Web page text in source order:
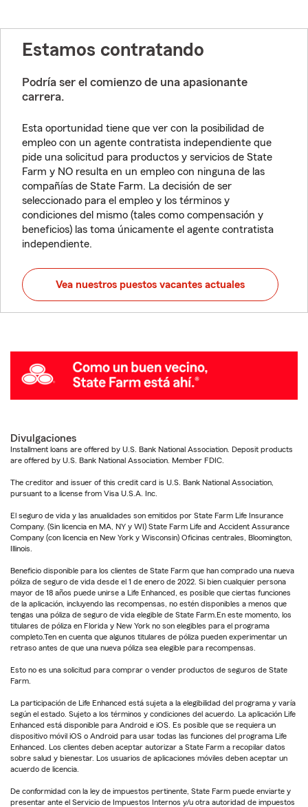
Estamos contratando
Podría ser el comienzo de una apasionante
carrera.
Esta oportunidad tiene que ver con la posibilidad de
empleo con un agente contratista independiente que
pide una solicitud para productos y servicios de State
Farm y NO resulta en un empleo con ninguna de las
compañías de State Farm. La decisión de ser
seleccionado para el empleo y los términos y
condiciones del mismo (tales como compensación y
beneficios) las toma únicamente el agente contratista
independiente.
Vea nuestros puestos vacantes actuales
Divulgaciones
Installment loans are offered by U.S. Bank National Association. Deposit products
are offered by U.S. Bank National Association. Member FDIC.
The creditor and issuer of this credit card is U.S. Bank National Association,
pursuant to a license from Visa U.S.A. Inc.
El seguro de vida y las anualidades son emitidos por State Farm Life Insurance
Company. (Sin licencia en MA, NY y WI) State Farm Life and Accident Assurance
Company (con licencia en New York y Wisconsin) Oficinas centrales, Bloomington,
Illinois.
Beneficio disponible para los clientes de State Farm que han comprado una nueva
póliza de seguro de vida desde el 1 de enero de 2022. Si bien cualquier persona
mayor de 18 años puede unirse a Life Enhanced, es posible que ciertas funciones
de la aplicación, incluyendo las recompensas, no estén disponibles a menos que
tengas una póliza de seguro de vida elegible de State Farm.En este momento, los
titulares de póliza en Florida y New York no son elegibles para el programa
completo.Ten en cuenta que algunos titulares de póliza pueden experimentar un
retraso antes de que una nueva póliza sea elegible para recompensas.
Esto no es una solicitud para comprar o vender productos de seguros de State
Farm.
La participación de Life Enhanced está sujeta a la elegibilidad del programa y varía
según el estado. Sujeto a los términos y condiciones del acuerdo. La aplicación Life
Enhanced está disponible para Android e iOS. Es posible que se requiera un
dispositivo móvil iOS o Android para usar todas las funciones del programa Life
Enhanced. Los clientes deben aceptar autorizar a State Farm a recopilar datos
sobre salud y bienestar. Los usuarios de aplicaciones móviles deben aceptar un
acuerdo de licencia.
De conformidad con la ley de impuestos pertinente, State Farm puede enviarte y
presentar ante el Servicio de Impuestos Internos y/u otra autoridad de impuestos